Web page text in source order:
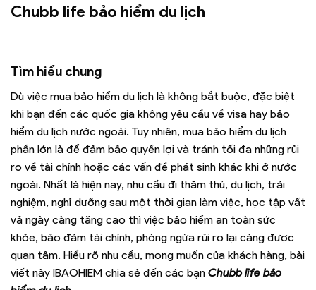
Chubb life bảo hiểm du lịch
Tìm hiểu chung
Dù việc mua bảo hiểm du lịch là không bắt buộc, đặc biệt
khi bạn đến các quốc gia không yêu cầu về visa hay bảo
hiểm du lịch nước ngoài. Tuy nhiên, mua bảo hiểm du lịch
phần lớn là để đảm bảo quyền lợi và tránh tối đa những rủi
ro về tài chính hoặc các vấn đề phát sinh khác khi ở nước
ngoài. Nhất là hiện nay, nhu cầu đi thăm thú, du lịch, trải
nghiệm, nghỉ dưỡng sau một thời gian làm việc, học tập vất
vả ngày càng tăng cao thì việc bảo hiểm an toàn sức
khỏe, bảo đảm tài chính, phòng ngừa rủi ro lại càng được
quan tâm. Hiểu rõ nhu cầu, mong muốn của khách hàng, bài
viết này IBAOHIEM chia sẻ đến các bạn Chubb life bảo